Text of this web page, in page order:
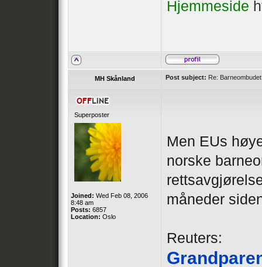
Hjemmeside
MH Skånland Post subject: Re:
Superposter
Joined: Wed Feb 08, 2006
8:48 am
Posts: 6857
Location: Oslo
Men EUs
norske
måneder
Reuters: